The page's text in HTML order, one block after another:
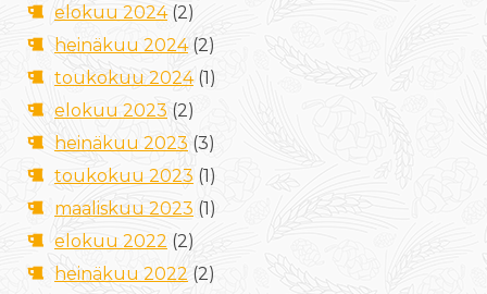
elokuu 2024(2)
heinäkuu 2024(2)
toukokuu 2024(1)
elokuu 2023 (2)
heinäkuu 2023(3)
toukokuu 2023 (1)
maaliskuu 2023 (1)
elokuu 2022 (2)
heinäkuu 2022 (2)